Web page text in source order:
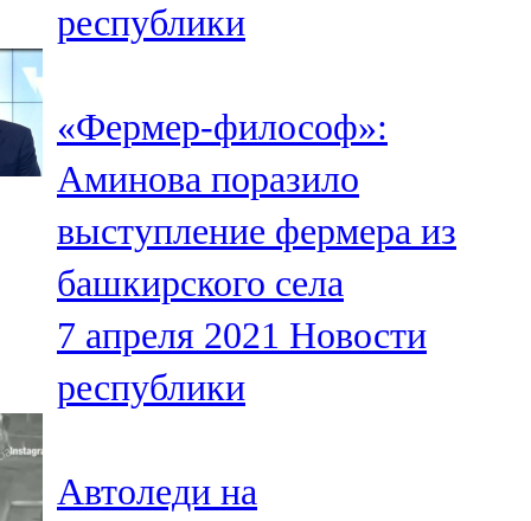
республики
«Фермер-философ»:
Аминова поразило
выступление фермера из
башкирского села
7 апреля 2021 Новости
республики
Автоледи на